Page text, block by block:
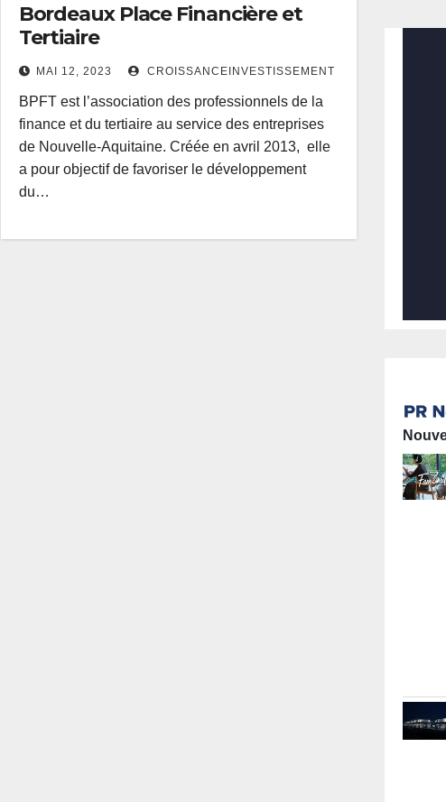
Bordeaux Place Financière et
Tertiaire
MAI 12, 2023 CROISSANCEINVESTISSEMENT
BPFT est l’association des professionnels de la
finance et du tertiaire au service des entreprises
de Nouvelle-Aquitaine. Créée en avril 2013, elle
a pour objectif de favoriser le développement
du…